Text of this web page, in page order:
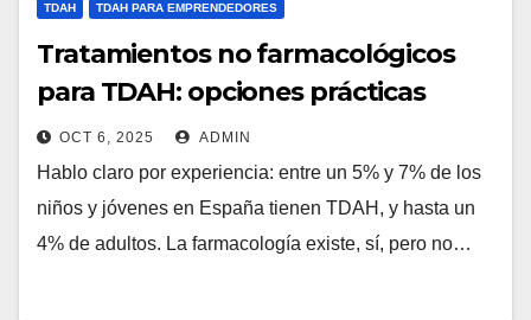
TDAH TDAH PARA EMPRENDEDORES
Tratamientos no farmacológicos
para TDAH: opciones prácticas
OCT 6, 2025 ADMIN
Hablo claro por experiencia: entre un 5% y 7% de los
niños y jóvenes en España tienen TDAH, y hasta un
4% de adultos. La farmacología existe, sí, pero no…